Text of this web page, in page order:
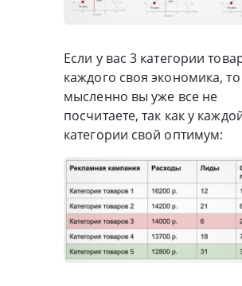
Если у вас 3 категории
каждого своя экономика, то
мысленно вы уже все не
посчитаете, так как у
категории свой оптимум: